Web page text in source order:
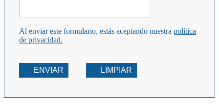
Al enviar este formulario, estás aceptando nuestra política
de privacidad.
ENVIAR LIMPIAR